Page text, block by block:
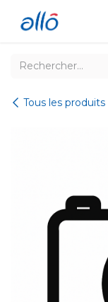
Tous les produits